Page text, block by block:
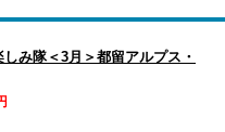
み隊＜3月＞都留アルプス・